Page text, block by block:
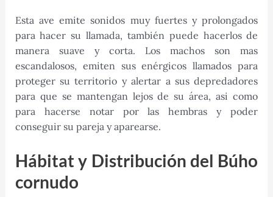
Esta ave emite sonidos muy fuertes y prolongados
para hacer su llamada, también puede hacerlos de
manera suave y corta. Los machos son mas
escandalosos, emiten sus enérgicos llamados para
proteger su territorio y alertar a sus depredadores
para que se mantengan lejos de su área, asi como
para hacerse notar por las hembras y poder
conseguir su pareja y aparearse.
Hábitat y Distribución del Búho
cornudo